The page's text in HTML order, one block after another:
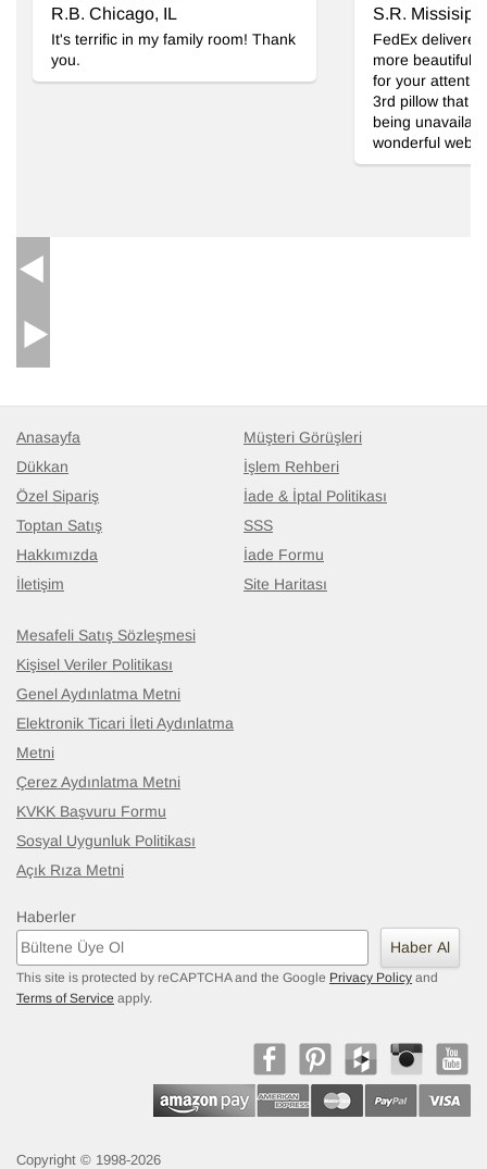
R.B. Chicago, IL
It's terrific in my family room! Thank
you.
S.R. Missisipi
FedEx
more beautiful
for your
3rd pillow that
being
wonderful web
Anasayfa
Dükkan
Özel Sipariş
Toptan Satış
Hakkımızda
İletişim
Müşteri Görüşleri
İşlem Rehberi
İade & İptal Politikası
SSS
İade Formu
Site Haritası
Mesafeli Satış Sözleşmesi
Kişisel Veriler Politikası
Genel Aydınlatma Metni
Elektronik Ticari İleti Aydınlatma
Metni
Çerez Aydınlatma Metni
KVKK Başvuru Formu
Sosyal Uygunluk Politikası
Açık Rıza Metni
Haberler
Haber Al
This site is protected by reCAPTCHA and the Google Privacy Policy and
Terms of Service apply.
Copyright © 1998-2026